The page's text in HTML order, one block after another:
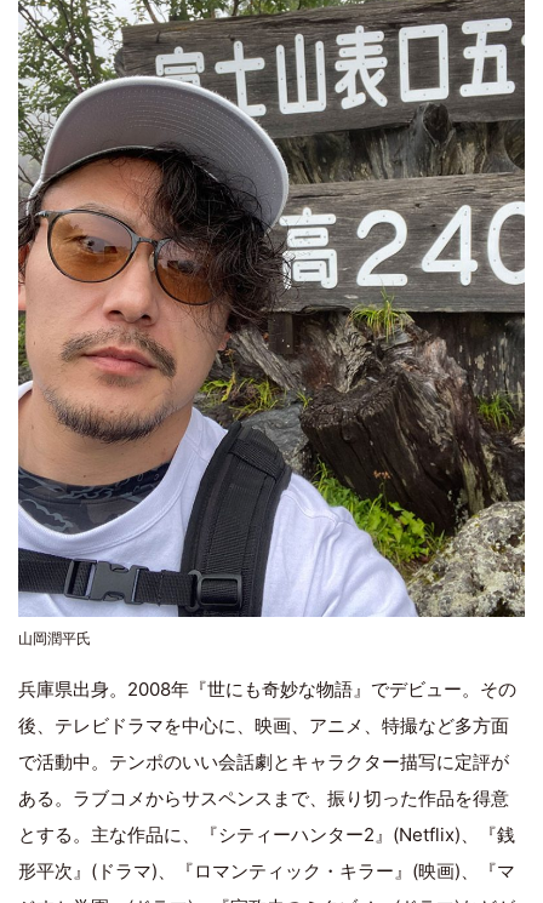
山岡潤平氏
兵庫県出身。2008年『世にも奇妙な物語』でデビュー。その
後、テレビドラマを中心に、映画、アニメ、特撮など多方面
で活動中。テンポのいい会話劇とキャラクター描写に定評が
ある。ラブコメからサスペンスまで、振り切った作品を得意
とする。主な作品に、『シティーハンター2』(Netflix)、『銭
形平次』(ドラマ)、『ロマンティック・キラー』(映画)、『マ